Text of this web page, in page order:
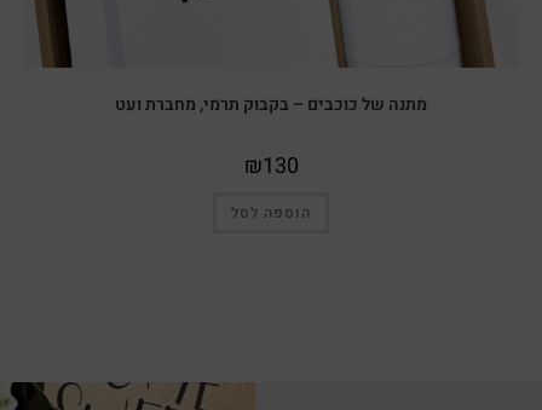
מתנה של כוכבים – בקבוק תרמי, מחברת ועט
₪130
הוספה לסל